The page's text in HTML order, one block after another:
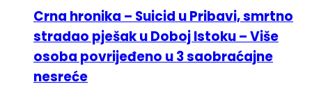
Crna hronika – Suicid u Pribavi, smrtno
stradao pješak u Doboj Istoku – Više
osoba povrijeđeno u 3 saobraćajne
nesreće